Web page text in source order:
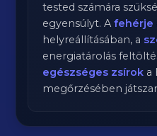
tested számára
egyensúlyt. Afehérje
helyreállításában, a
energiatárolás
egészséges zsírok a
megőrzésében